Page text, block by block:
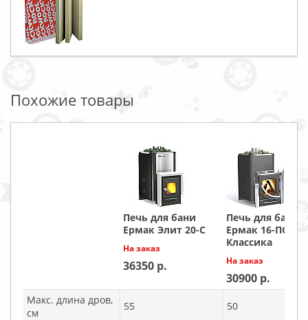
Похожие товары
Печь для бани
Ермак Элит 20-С
На заказ
36350
Печь для бани
Ермак 16-ПС
Классика
На заказ
30900
Макс. длина дров,
см
55 50